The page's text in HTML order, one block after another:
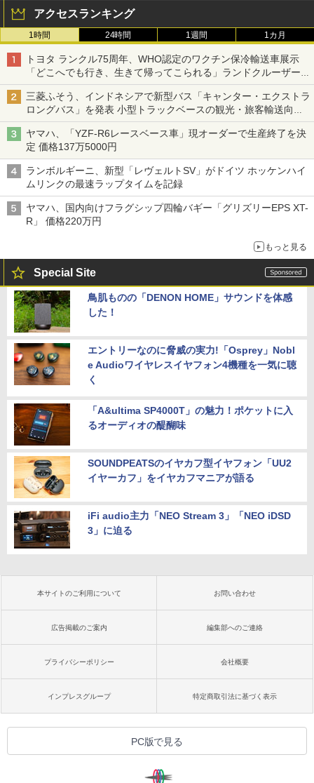
アクセスランキング
1時間 24時間 1週間 1カ月
トヨタ ランクル75周年、WHO認定のワクチン保冷輸送車展示
「どこへでも行き、生きて帰ってこられる」ランドクルーザーで
命をつなぐ
三菱ふそう、インドネシアで新型バス「キャンター・エクストラ
ロングバス」を発表 小型トラックベースの観光・旅客輸送向け
バス
ヤマハ、「YZF-R6レースベース車」現オーダーで生産終了を決
定 価格137万5000円
ランボルギーニ、新型「レヴェルトSV」がドイツ ホッケンハイ
ムリンクの最速ラップタイムを記録
ヤマハ、国内向けフラグシップ四輪バギー「グリズリーEPS XT-
R」 価格220万円
もっと見る
Special Site
鳥肌ものの「DENON HOME」サウンドを体感
した！
エントリーなのに脅威の実力!「Osprey」Nobl
e Audioワイヤレスイヤフォン4機種を一気に聴
く
「A&ultima SP4000T」の魅力！ポケットに入
るオーディオの醍醐味
SOUNDPEATSのイヤカフ型イヤフォン「UU2
イヤーカフ」をイヤカフマニアが語る
iFi audio主力「NEO Stream 3」「NEO iDSD
3」に迫る
本サイトのご利用について お問い合わせ
広告掲載のご案内 編集部へのご連絡
プライバシーポリシー 会社概要
インプレスグループ 特定商取引法に基づく表示
PC版で見る